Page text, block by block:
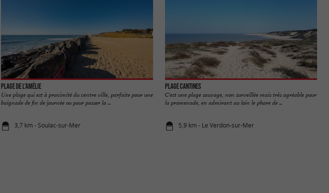
Plage de l'Amélie
Une plage qui est à proximité du centre ville, parfaite pour une
baignade de fin de journée ou pour passer la ...
3,7 km - Soulac-sur-Mer
Plage Cantines
C'est une plage sauvage, non surveillée mais très agréable pour
la promenade, en admirant au loin le phare de ...
5,9 km - Le Verdon-sur-Mer